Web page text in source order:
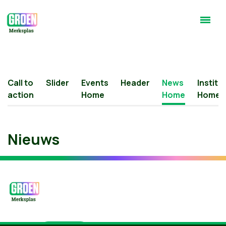
Call to
action
Slider
Events
Home
Header
News
Home
Home
Nieuws